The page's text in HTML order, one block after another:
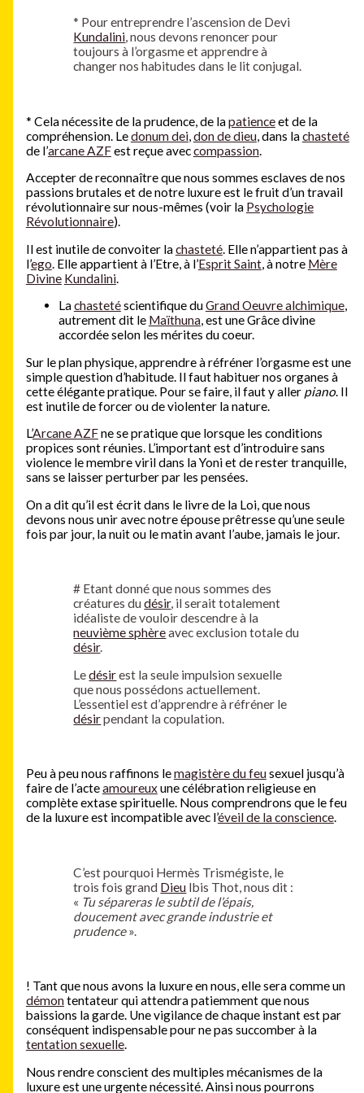
* Pour entreprendre l’ascension de Devi
Kundalini, nous devons renoncer pour
toujours à l’orgasme et apprendre à
changer nos habitudes dans le lit conjugal.
* Cela nécessite de la prudence, de lapatienceet de la
compréhension. Ledonum dei, don de dieu, dans lachasteté
de l’arcane AZFest reçue aveccompassion.
Accepter de reconnaître que nous sommes esclaves de nos
passions brutales et de notre luxure est le fruit d’un travail
révolutionnaire sur nous-mêmes (voir la Psychologie
Révolutionnaire).
Il est inutile de convoiter lachasteté. Elle n’appartient pas à
l’ego . Elle appartient à l’Etre, à l’Esprit Saint, à notre Mère
Divine Kundalini.
Lachastetéscientifique duGrand Oeuvre alchimique,
autrement dit le Maïthuna, est une Grâce divine
accordée selon les mérites du coeur.
Sur le plan physique, apprendre à réfréner l’orgasme est une
simple question d’habitude. Il faut habituer nos organes à
cette élégante pratique. Pour se faire, il faut y aller piano. Il
est inutile de forcer ou de violenter la nature.
L’Arcane AZFne se pratique que lorsque les conditions
propices sont réunies. L’important est d’introduire sans
violence le membre viril dans la Yoni et de rester tranquille,
sans se laisser perturber par les pensées.
On a dit qu’il est écrit dans le livre de la Loi, que nous
devons nous unir avec notre épouse prêtresse qu’une seule
fois par jour, la nuit ou le matin avant l’aube, jamais le jour.
# Etant donné que nous sommes des
créatures dudésir, il serait totalement
idéaliste de vouloir descendre à la
neuvième sphèreavec exclusion totale du
désir.
Ledésirest la seule impulsion sexuelle
que nous possédons actuellement.
L’essentiel est d’apprendre à réfréner le
désirpendant la copulation.
Peu à peu nous raffinons lemagistère du feusexuel jusqu’à
faire de l’acteamoureuxune célébration religieuse en
complète extase spirituelle. Nous comprendrons que le feu
de la luxure est incompatible avec l’éveil de la conscience.
C’est pourquoi Hermès Trismégiste, le
trois fois grand Dieu Ibis Thot, nous dit :
« Tu sépareras le subtil de l’épais,
doucement avec grande industrie et
prudence».
! Tant que nous avons la luxure en nous, elle sera comme un
démontentateur qui attendra patiemment que nous
baissions la garde. Une vigilance de chaque instant est par
conséquent indispensable pour ne pas succomber à la
tentation sexuelle.
Nous rendre conscient des multiples mécanismes de la
luxure est une urgente nécessité. Ainsi nous pourrons